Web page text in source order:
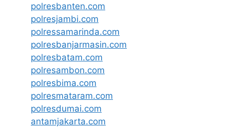
polresbanten.com
polresjambi.com
polressamarinda.com
polresbanjarmasin.com
polresbatam.com
polresambon.com
polresbima.com
polresmataram.com
polresdumai.com
antamjakarta.com